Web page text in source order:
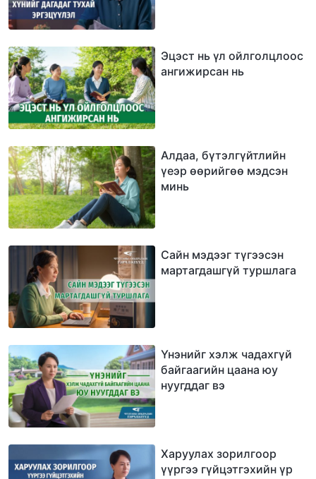
Эцэст нь үл ойлголцлоос
ангижирсан нь
Алдаа, бүтэлгүйтлийн
үеэр өөрийгөө мэдсэн
минь
Сайн мэдээг түгээсэн
мартагдашгүй туршлага
Үнэнийг хэлж чадахгүй
байгаагийн цаана юу
нуугддаг вэ
Харуулах зорилгоор
үүргээ гүйцэтгэхийн үр